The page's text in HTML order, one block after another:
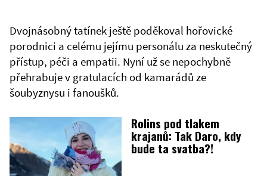
Dvojnásobný tatínek ještě poděkoval hořovické
porodnici a celému jejímu personálu za neskutečný
přístup, péči a empatii. Nyní už se nepochybně
přehrabuje v gratulacích od kamarádů ze
šoubyznysu i fanoušků.
Rolins pod tlakem
krajanů: Tak Daro, kdy
bude ta svatba?!